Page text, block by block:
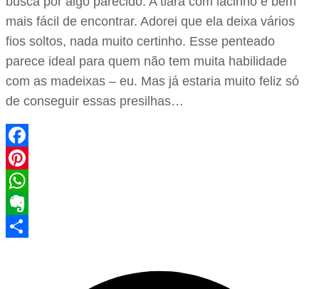
mais fácil de encontrar. Adorei que ela deixa vários
fios soltos, nada muito certinho. Esse penteado
parece ideal para quem não tem muita habilidade
com as madeixas – eu. Mas já estaria muito feliz só
de conseguir essas presilhas…
Facebook
Pinterest
WhatsApp
Evernote